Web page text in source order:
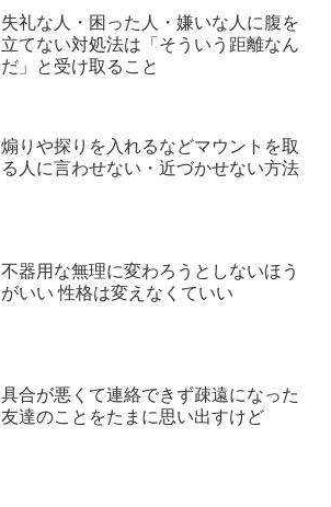
失礼な人・困った人・嫌いな人に腹を
立てない対処法は「そういう距離なん
だ」と受け取ること
煽りや探りを入れるなどマウントを取
る人に言わせない・近づかせない方法
不器用な無理に変わろうとしないほう
がいい 性格は変えなくていい
具合が悪くて連絡できず疎遠になった
友達のことをたまに思い出すけど